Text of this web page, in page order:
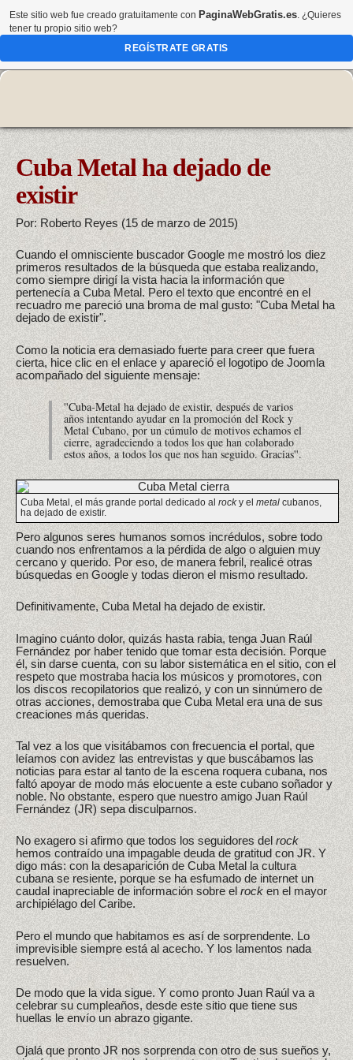
Cuba Metal ha dejado de
existir
Por: Roberto Reyes (15 de marzo de 2015)
Cuando el omnisciente buscador Google me mostró los diez
primeros resultados de la búsqueda que estaba realizando,
como siempre dirigí la vista hacia la información que
pertenecía a Cuba Metal. Pero el texto que encontré en el
recuadro me pareció una broma de mal gusto: "Cuba Metal ha
dejado de existir".
Como la noticia era demasiado fuerte para creer que fuera
cierta, hice clic en el enlace y apareció el logotipo de Joomla
acompañado del siguiente mensaje:
''Cuba-Metal ha dejado de existir, después de varios
años intentando ayudar en la promoción del Rock y
Metal Cubano, por un cúmulo de motivos echamos el
cierre, agradeciendo a todos los que han colaborado
estos años, a todos los que nos han seguido. Gracias''.
Cuba Metal, el más grande portal dedicado al rocky el metal cubanos,
ha dejado de existir.
Pero algunos seres humanos somos incrédulos, sobre todo
cuando nos enfrentamos a la pérdida de algo o alguien muy
cercano y querido. Por eso, de manera febril, realicé otras
búsquedas en Google y todas dieron el mismo resultado.
Definitivamente, Cuba Metal ha dejado de existir.
Imagino cuánto dolor, quizás hasta rabia, tenga Juan Raúl
Fernández por haber tenido que tomar esta decisión. Porque
él, sin darse cuenta, con su labor sistemática en el sitio, con el
respeto que mostraba hacia los músicos y promotores, con
los discos recopilatorios que realizó, y con un sinnúmero de
otras acciones, demostraba que Cuba Metal era una de sus
creaciones más queridas.
Tal vez a los que visitábamos con frecuencia el portal, que
leíamos con avidez las entrevistas y que buscábamos las
noticias para estar al tanto de la escena roquera cubana, nos
faltó apoyar de modo más elocuente a este cubano soñador y
noble. No obstante, espero que nuestro amigo Juan Raúl
Fernández (JR) sepa disculparnos.
No exagero si afirmo que todos los seguidores delrock
hemos contraído una impagable deuda de gratitud con JR. Y
digo más: con la desaparición de Cuba Metal la cultura
cubana se resiente, porque se ha esfumado de internet un
caudal inapreciable de información sobre elrocken el mayor
archipiélago del Caribe.
Pero el mundo que habitamos es así de sorprendente. Lo
imprevisible siempre está al acecho. Y los lamentos nada
resuelven.
De modo que la vida sigue. Y como pronto Juan Raúl va a
celebrar su cumpleaños, desde este sitio que tiene sus
huellas le envío un abrazo gigante.
Ojalá que pronto JR nos sorprenda con otro de sus sueños y,
Este sitio web fue creado gratuitamente con PaginaWebGratis.es. ¿Quieres
tener tu propio sitio web?
REGÍSTRATE GRATIS